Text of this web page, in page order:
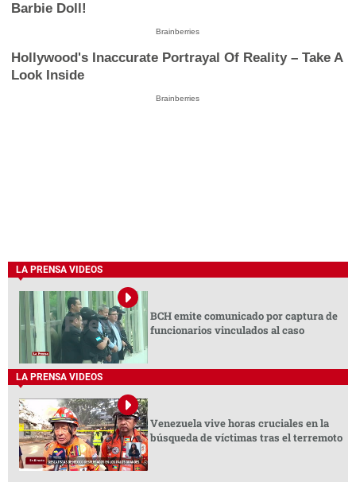
Barbie Doll!
Brainberries
Hollywood's Inaccurate Portrayal Of Reality – Take A
Look Inside
Brainberries
LA PRENSA VIDEOS
BCH emite comunicado por captura de
funcionarios vinculados al caso
LA PRENSA VIDEOS
Venezuela vive horas cruciales en la
búsqueda de víctimas tras el terremoto